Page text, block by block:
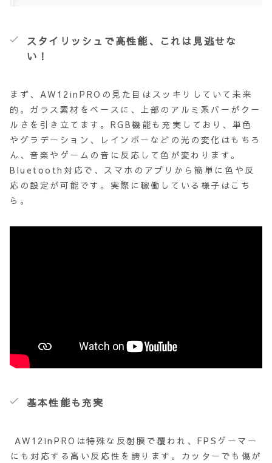
スタイリッシュで高性能、これは見逃せな
い！
まず、AW12inPROの見た目はスッキリしていて未来
的。ガラス素材をベースに、上部のアルミ系バーがクー
ルさを引き立てます。RGB機能も充実しており、単色
やグラデーション、レインボーなどの光の変化はもちろ
ん、音楽やゲームの音に反応して色が変わります。
Bluetooth対応で、スマホのアプリから簡単に色や反
応の設定が可能です。実際に稼働している様子はこち
ら。
基本性能も充実
AW12inPROは特殊な反射膜で覆われ、FPSゲーマー
にも対応する高い反応性を誇ります。カッターでも傷が